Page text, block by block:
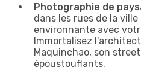
Photographie de
dans les rues de la
environnante avec
Immortalisez
Maquinchao, son
époustouflants.